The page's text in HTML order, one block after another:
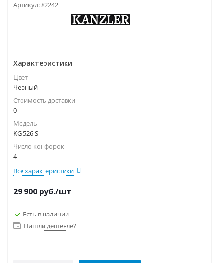
Артикул:82242
Характеристики
Цвет
Черный
Стоимость доставки
0
Модель
KG 526 S
Число конфорок
4
Все характеристики
29 900 руб./шт
Есть в наличии
Нашли дешевле?